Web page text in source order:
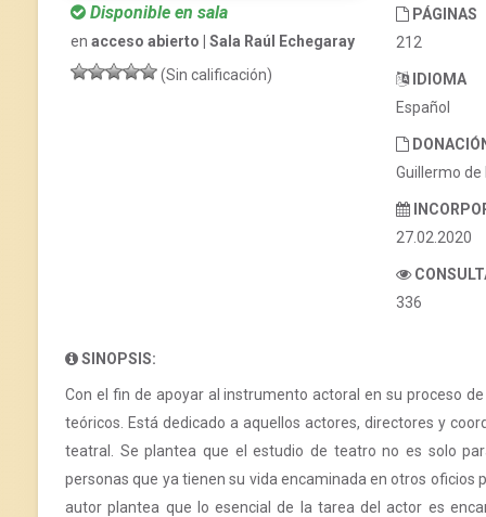
Disponible en sala
en acceso abierto | Sala Raúl Echegaray
(Sin calificación)
PÁGINAS
212
IDIOMA
Español
Guillermo de
27.02.2020
336
SINOPSIS:
Con el fin de apoyar al instrumento actoral en su proceso
teóricos. Está dedicado a aquellos actores, directores y
teatral. Se plantea que el estudio de teatro no es solo
personas que ya tienen su vida encaminada en otros oficios
autor plantea que lo esencial de la tarea del actor es